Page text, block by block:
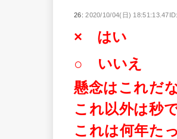
26:2020/10/04(日)
× はい
○ いいえ
懸念はこれだ
これ以外は秒
これは何年た